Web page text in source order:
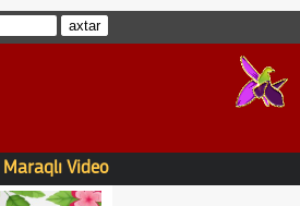
Maraqlı Video